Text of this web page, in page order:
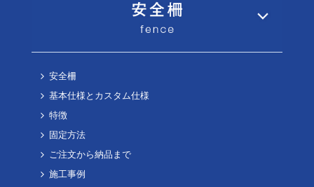
安全柵
基本仕様とカスタム仕様
特徴
固定方法
ご注文から納品まで
施工事例